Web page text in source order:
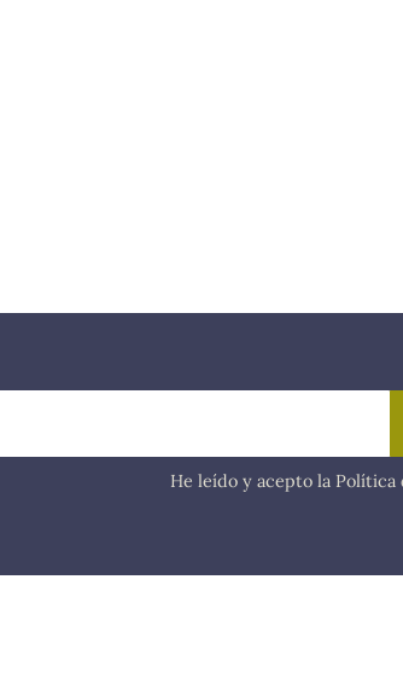
He leído y acepto la Política